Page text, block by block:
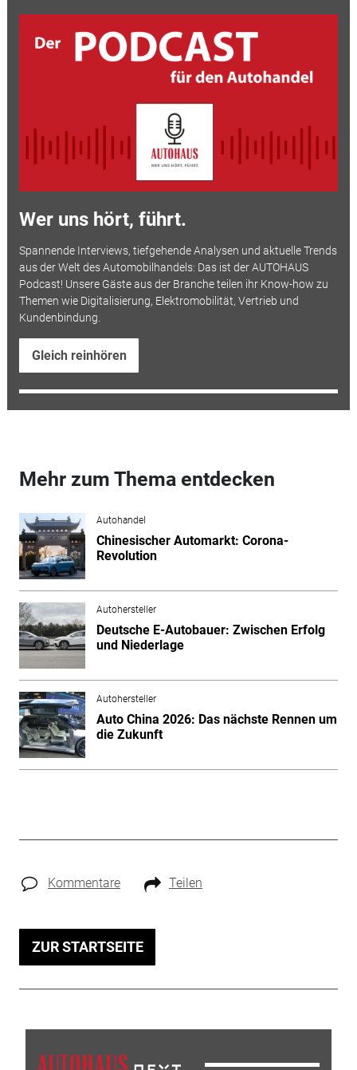
Wer uns hört, führt.
Spannende Interviews, tiefgehende Analysen und aktuelle Trends
aus der Welt des Automobilhandels: Das ist der AUTOHAUS
Podcast! Unsere Gäste aus der Branche teilen ihr Know-how zu
Themen wie Digitalisierung, Elektromobilität, Vertrieb und
Kundenbindung.
Gleich reinhören
Mehr zum Thema entdecken
Autohandel
Chinesischer Automarkt: Corona-
Revolution
Autohersteller
Deutsche E-Autobauer: Zwischen Erfolg
und Niederlage
Autohersteller
Auto China 2026: Das nächste Rennen um
die Zukunft
Kommentare Teilen
ZUR STARTSEITE